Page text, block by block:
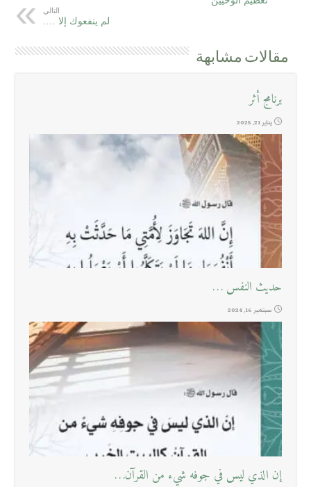
التالي
لم ينفعوك إلا ….
مقالات مشابهة
برنامج أثر
يناير 21, 2025
حديث النفس …
سبتمبر 16, 2024
إن الذي ليس في جوفه شيء من القرآن…